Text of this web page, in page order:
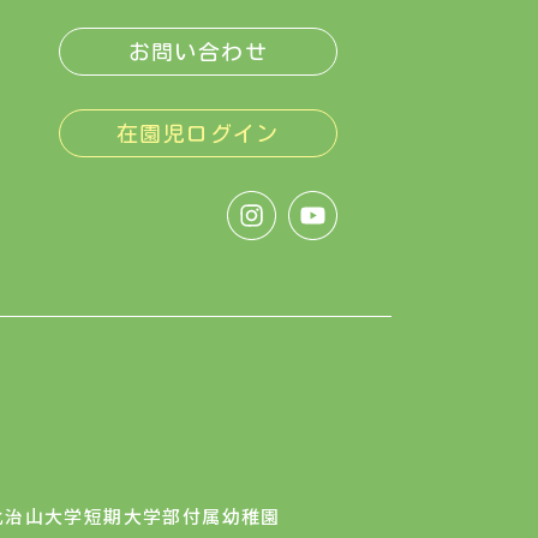
お問い合わせ
在園児ログイン
山大学短期大学部付属幼稚園